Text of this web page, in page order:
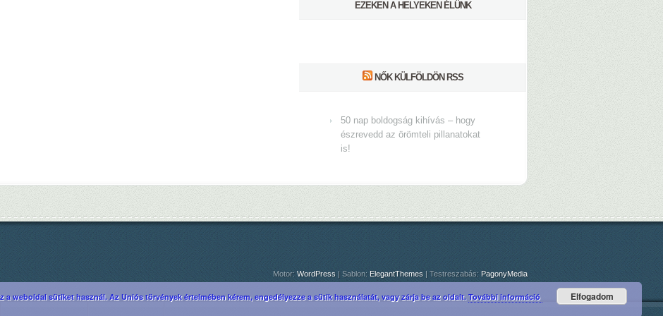
EZEKEN A HELYEKEN ÉLÜNK
NŐK KÜLFÖLDÖN RSS
50 nap boldogság kihívás – hogy
észrevedd az örömteli pillanatokat
is!
Motor: WordPress | Sablon: ElegantThemes | Testreszabás: PagonyMedia
a weboldal sütiket használ. Az Uniós törvények értelmében kérem, engedélyezze a sütik használatát, vagy zárja be az oldalt. További információ Elfogadom